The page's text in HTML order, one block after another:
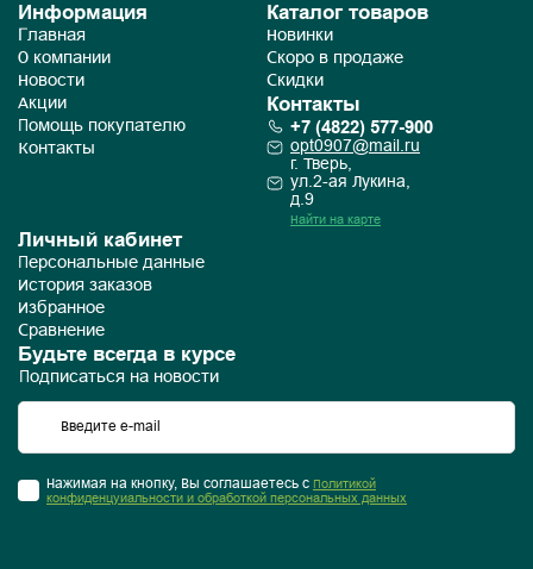
Информация
Главная
О компании
Новости
Акции
Помощь покупателю
Контакты
Каталог товаров
Новинки
Скоро в продаже
Скидки
Контакты
+7 (4822) 577-900
opt0907@mail.ru
г. Тверь,
ул.2-ая Лукина,
д.9
Найти на карте
Личный кабинет
Персональные данные
История заказов
Избранное
Сравнение
Будьте всегда в курсе
Подписаться на новости
Нажимая на кнопку, Вы соглашаетесь с Политикой
конфиденцуиальности и обработкой персональных данных